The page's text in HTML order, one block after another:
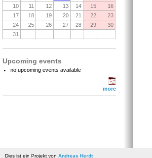
10
11 12 13 14 15
16
17
18 19 20 21 22
23
24
25 26 27 28 29
30
31
Upcoming events
no upcoming events available
more
Dies ist ein Projekt von Andreas Herdt